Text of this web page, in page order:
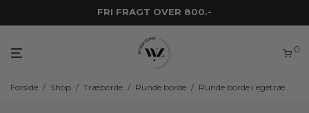
FRI FRAGT OVER 800.-
0
Forside / Shop / Træborde / Runde borde / Runde borde i egetræ